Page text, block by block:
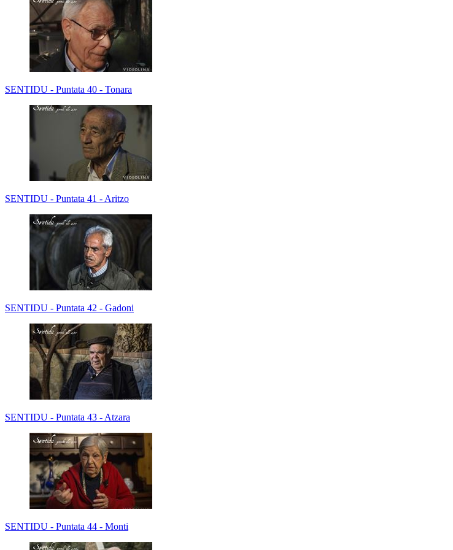
SENTIDU - Puntata 40 - Tonara
SENTIDU - Puntata 41 - Aritzo
SENTIDU - Puntata 42 - Gadoni
SENTIDU - Puntata 43 - Atzara
SENTIDU - Puntata 44 - Monti